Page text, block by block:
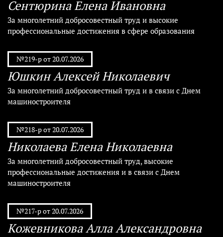
Сентюрина Елена Ивановна
За многолетний добросовестный труд и высокие
профессиональные достижения в сфере образования
№219-р от 20.07.2026
Юшкин Алексей Николаевич
За многолетний добросовестный труд и в связи с Днем
машиностроителя
№218-р от 20.07.2026
Николаева Елена Николаевна
За многолетний добросовестный труд, высокие
профессиональные достижения и в связи с Днем
машиностроителя
№217-р от 20.07.2026
Кожевникова Алла Александровна